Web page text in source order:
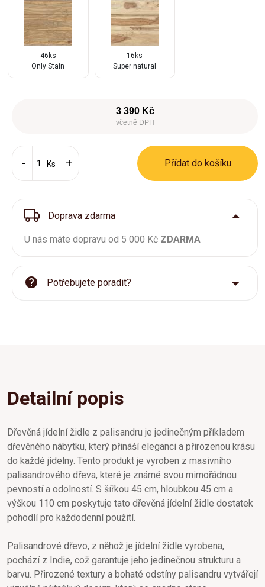
46ks
Only Stain
16ks
Super natural
3 390 Kč
včetně DPH
Ks Přídat do košíku
Doprava zdarma
U nás máte dopravu od 5 000 Kč ZDARMA
Potřebujete poradit?
Detailní popis
Dřevěná jídelní židle z palisandru je jedinečným příkladem
dřevěného nábytku, který přináší eleganci a přirozenou krásu
do každé jídelny. Tento produkt je vyroben z masivního
palisandrového dřeva, které je známé svou mimořádnou
pevností a odolností. S šířkou 45 cm, hloubkou 45 cm a
výškou 110 cm poskytuje tato dřevěná jídelní židle dostatek
pohodlí pro každodenní použití.
Palisandrové dřevo, z něhož je jídelní židle vyrobena,
pochází z Indie, což garantuje jeho jedinečnou strukturu a
barvu. Přirozené textury a bohaté odstíny palisandru vytvářejí